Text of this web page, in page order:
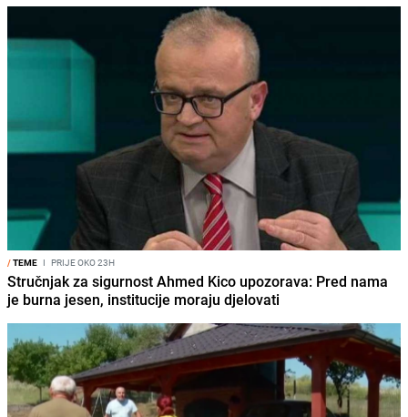
/TEME I PRIJE OKO 23H
Stručnjak za sigurnost Ahmed Kico upozorava: Pred nama
je burna jesen, institucije moraju djelovati